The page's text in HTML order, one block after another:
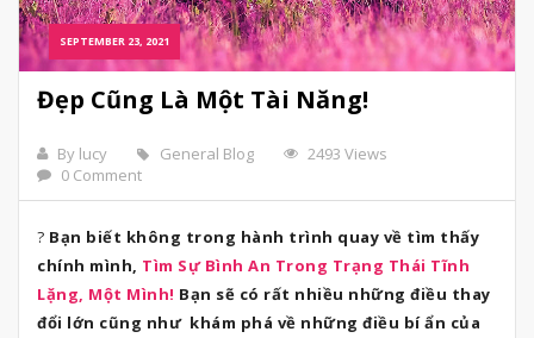
SEPTEMBER 23, 2021
Đẹp Cũng Là Một Tài Năng!
By lucy General Blog
2493 Views
0 Comment
? Bạn biết không trong hành trình quay về tìm thấy
chính mình, Tìm Sự Bình An Trong Trạng Thái Tĩnh
Lặng, Một Mình! Bạn sẽ có rất nhiều những điều thay
đổi lớn cũng như khám phá về những điều bí ẩn của